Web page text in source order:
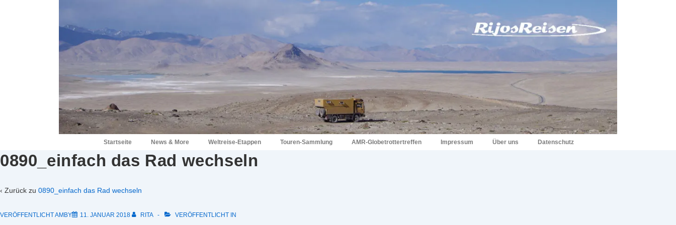
Hauptnavigation
Startseite News & More Weltreise-Etappen Touren-Sammlung AMR-Globetrottertreffen Impressum Über uns Datenschutz
0890_einfach das Rad wechseln
‹ Zurück zu 0890_einfach das Rad wechseln
VERÖFFENTLICHT AMBY 11. JANUAR 2018 RITA VERÖFFENTLICHT IN